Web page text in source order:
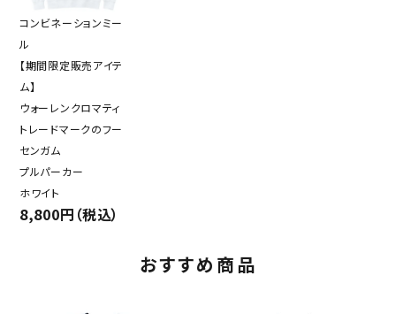
コンビネーションミー
ル
【期間限定販売アイテ
ム】
ウォーレンクロマティ
トレードマークのフー
センガム
プルパーカー
ホワイト
8,800円（税込）
おすすめ商品